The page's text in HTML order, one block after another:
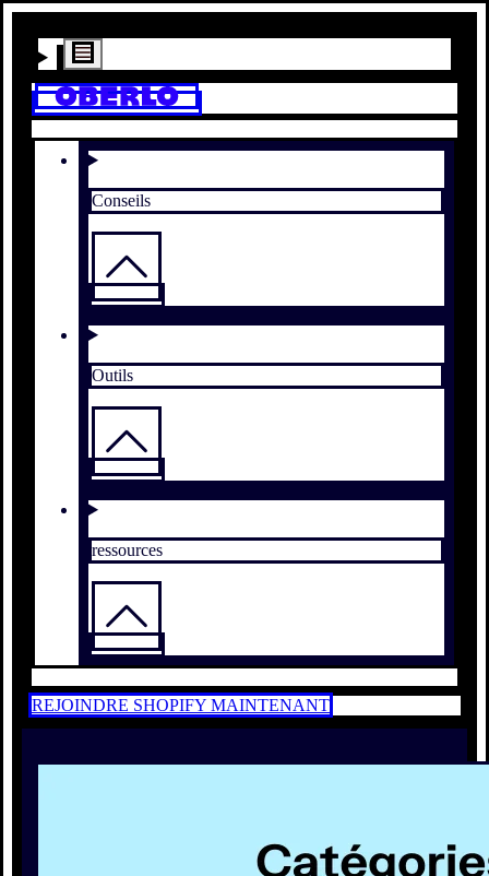
Conseils
Outils
ressources
REJOINDRE SHOPIFY MAINTENANT